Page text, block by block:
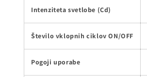
Intenziteta svetlobe (Cd)
Število vklopnih ciklov ON/OFF
Pogoji uporabe